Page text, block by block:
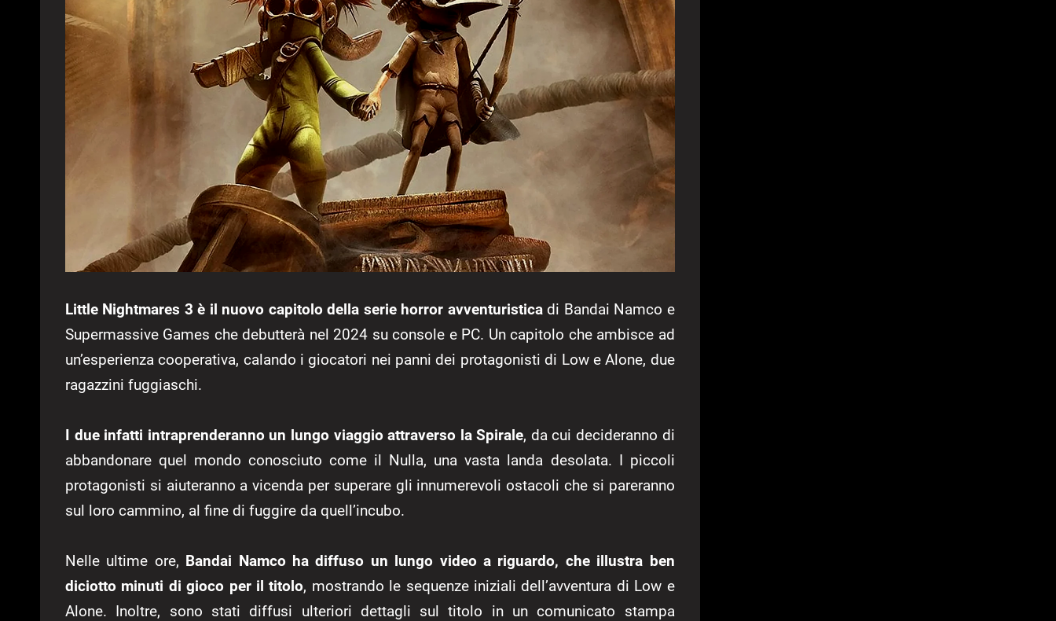
Little Nightmares 3 è il nuovo capitolo della serie horror avventuristicadi Bandai Namco e
Supermassive Games che debutterà nel 2024 su console e PC. Un capitolo che ambisce ad
un’esperienza cooperativa, calando i giocatori nei panni dei protagonisti di Low e Alone, due
ragazzini fuggiaschi.
I due infatti intraprenderanno un lungo viaggio attraverso la Spirale, da cui decideranno di
abbandonare quel mondo conosciuto come il Nulla, una vasta landa desolata. I piccoli
protagonisti si aiuteranno a vicenda per superare gli innumerevoli ostacoli che si pareranno
sul loro cammino, al fine di fuggire da quell’incubo.
Nelle ultime ore, Bandai Namco ha diffuso un lungo video a riguardo, che illustra ben
diciotto minuti di gioco per il titolo, mostrando le sequenze iniziali dell’avventura di Low e
Alone. Inoltre, sono stati diffusi ulteriori dettagli sul titolo in un comunicato stampa